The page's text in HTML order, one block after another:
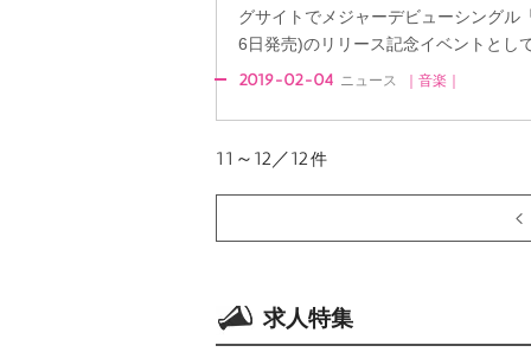
グサイトでメジャーデビューシングル
6日発売)のリリース記念イベントとし
2019-02-04 ニュース ｜音楽｜
11～12／12件
求人特集